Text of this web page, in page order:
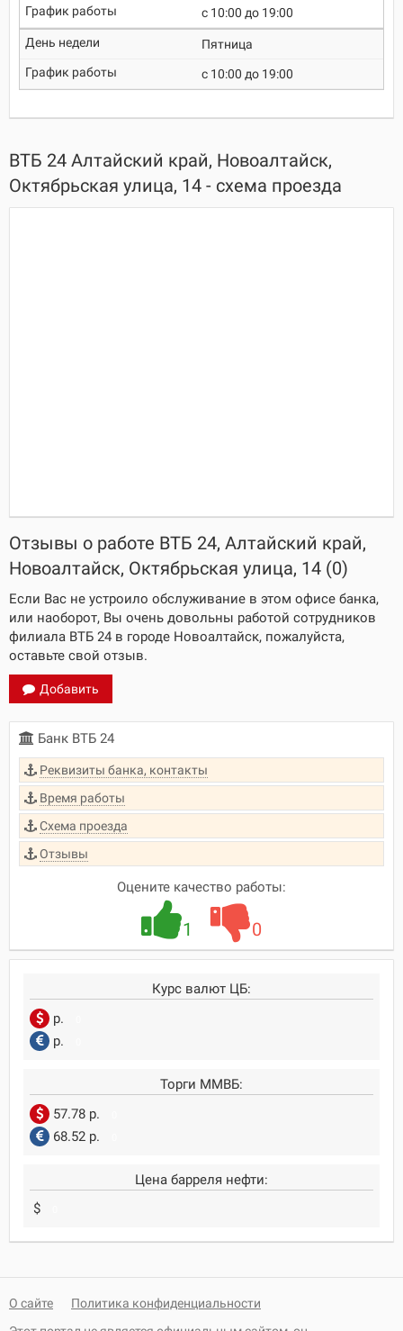
c 10:00 до 19:00
Пятница
c 10:00 до 19:00
ВТБ 24 Алтайский край, Новоалтайск,
Октябрьская улица, 14 - схема проезда
Отзывы о работе ВТБ 24, Алтайский край,
Новоалтайск, Октябрьская улица, 14 (0)
Если Вас не устроило обслуживание в этом офисе банка,
или наоборот, Вы очень довольны работой сотрудников
филиала ВТБ 24 в городе Новоалтайск, пожалуйста,
оставьте свой отзыв.
Добавить
Банк ВТБ 24
Реквизиты банка, контакты
Время работы
Схема проезда
Отзывы
Оцените качество работы:
1 0
Курс валют ЦБ:
р.
р.
Торги ММВБ:
57.78 р.
68.52 р.
Цена барреля нефти:
$
О сайте
Политика конфиденциальности